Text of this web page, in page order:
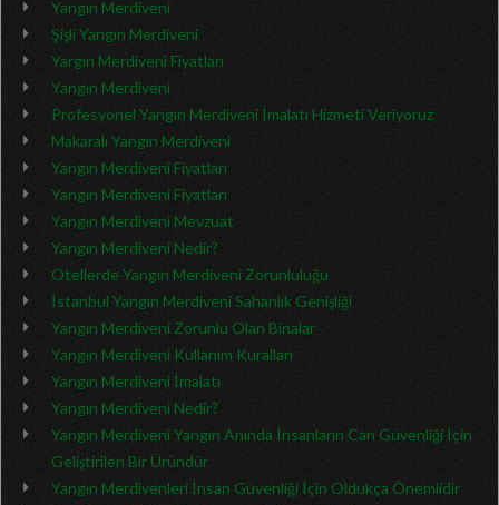
Yangın Merdiveni
Şişli Yangın Merdiveni
Yargın Merdiveni Fiyatları
Yangın Merdiveni
Profesyonel Yangın Merdiveni İmalatı Hizmeti Veriyoruz
Makaralı Yangın Merdiveni
Yangın Merdiveni Fiyatları
Yangın Merdiveni Fiyatları
Yangın Merdiveni Mevzuat
Yangın Merdiveni Nedir?
Otellerde Yangın Merdiveni Zorunluluğu
İstanbul Yangın Merdiveni Sahanlık Genişliği
Yangın Merdiveni Zorunlu Olan Binalar
Yangın Merdiveni Kullanım Kuralları
Yangın Merdiveni İmalatı
Yangın Merdiveni Nedir?
Yangın Merdiveni Yangın Anında İnsanların Can Güvenliği İçin
Geliştirilen Bir Üründür
Yangın Merdivenleri İnsan Güvenliği İçin Oldukça Önemlidir